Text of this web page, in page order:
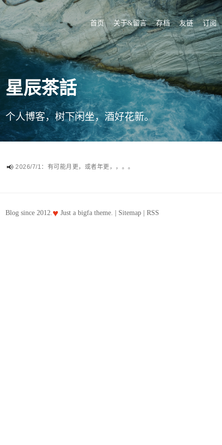
首页 关于&留言 存档 友链 订阅
星辰茶話
个人博客，树下闲坐，酒好花新。
2026/7/1：有可能月更，或者年更，，。。
Blog since 2012.♥ Just abigfa theme. | Sitemap |RSS